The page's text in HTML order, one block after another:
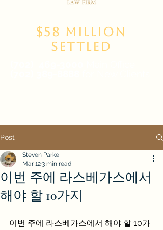
$58 Million
Settled
Post
이번 주에 라스베가스에서
해야 할 10가지
Steven Parke
Mar 123 min read
이번 주에 라스베가스에서 해야 할 10가